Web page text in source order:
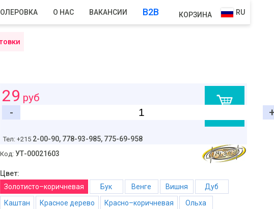
О НАС ВАКАНСИИ B2B КОРЗИНА RU
29 руб
-
Тел: +215 2-00-90, 778-93-985, 775-69-958
Код: УТ-00021603
Цвет:
Золотисто–коричневая
Бук Венге Вишня
Дуб
Каштан
Красное дерево Красно–коричневая
Ольха